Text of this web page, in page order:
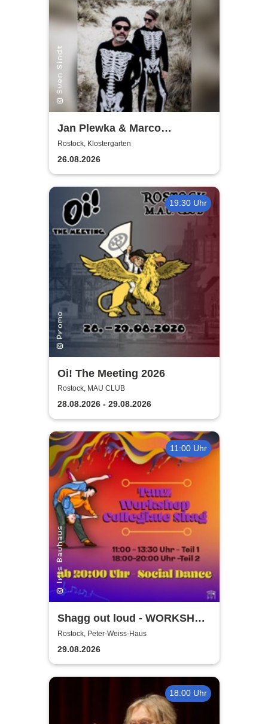
Jan Plewka & Marco
Schmedtje - Between the
Lights
Rostock, Klostergarten
26.08.2026
19:30 Uhr
Oi! The Meeting 2026
Rostock, MAU CLUB
28.08.2026 - 29.08.2026
11:00 Uhr
Shagg out loud - WORKSHOP
+ Social Dance | Peter Weiss
Haus Rostock
Rostock, Peter-Weiss-Haus
29.08.2026
18:00 Uhr